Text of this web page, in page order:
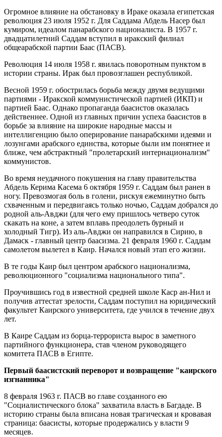
Огромное влияние на обстановку в Ираке оказала египетская
революция 23 июля 1952 г. Для Саддама Абдель Насер был
кумиром, идеалом панарабского националиста. В 1957 г.
двадцатилетний Саддам вступил в иракский филиал
общеарабской партии Баас (ПАСВ).
Революция 14 июля 1958 г. явилась поворотным пунктом в
истории страны. Ирак был провозглашен республикой.
Весной 1959 г. обострилась борьба между двумя ведущими
партиями - Иракской коммунистической партией (ИКП) и
партией Баас. Однако пропаганда баасистов оказалась
действеннее. Одной из главных причин успеха баасистов в
борьбе за влияние на широкие народные массы и
интеллигенцию было оперирование панарабскими идеями и
лозунгами арабского единства, которые были им понятнее и
ближе, чем абстрактный "пролетарский интернационализм"
коммунистов.
Во время неудачного покушения на главу правительства
Абдель Керима Касема 6 октября 1959 г. Саддам был ранен в
ногу. Превозмогая боль в голени, рискуя ежеминутно быть
схваченным и передвигаясь только ночью, Саддам добрался до
родной аль-Авджи (для чего ему пришлось четверо суток
скакать на коне, а затем вплавь преодолеть бурный и
холодный Тигр). Из аль-Авджи он направился в Сирию, в
Дамаск - главный центр баасизма. 21 февраля 1960 г. Саддам
самолетом вылетел в Каир. Начался новый этап его жизни.
В те годы Каир был центром арабского национализма,
революционного "социализма национального типа".
Проучившись год в известной средней школе Каср ан-Нил и
получив аттестат зрелости, Саддам поступил на юридический
факультет Каирского университета, где учился в течение двух
лет.
В Каире Саддам из борца-террориста вырос в заметного
партийного функционера, став членом руководящего
комитета ПАСВ в Египте.
Первый баасистский переворот и возвращение "каирского
изгнанника"
8 февраля 1963 г. ПАСВ во главе созданного ею
"Социалистического блока" захватила власть в Багдаде. В
историю страны была вписана новая трагическая и кровавая
страница: баасисты, которые продержались у власти 9
месяцев.